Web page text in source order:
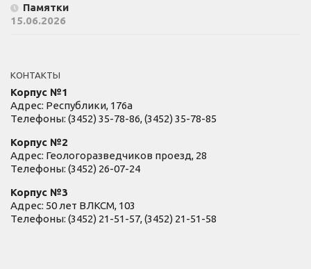
Памятки
15.06.2026
КОНТАКТЫ
Корпус №1
Адрес: Республики, 176а
Телефоны: (3452) 35-78-86, (3452) 35-78-85
Корпус №2
Адрес: Геологоразведчиков проезд, 28
Телефоны: (3452) 26-07-24
Корпус №3
Адрес: 50 лет ВЛКСМ, 103
Телефоны: (3452) 21-51-57, (3452) 21-51-58